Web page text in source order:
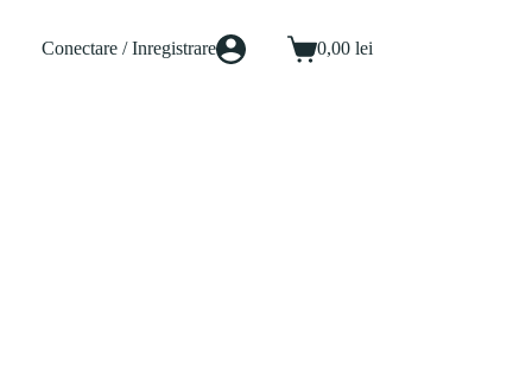
Conectare / Inregistrare
Coș0,00 lei